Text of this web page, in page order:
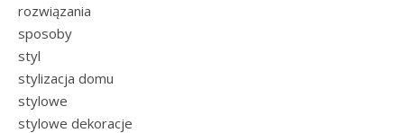
rozwiązania
sposoby
styl
stylizacja domu
stylowe
stylowe dekoracje